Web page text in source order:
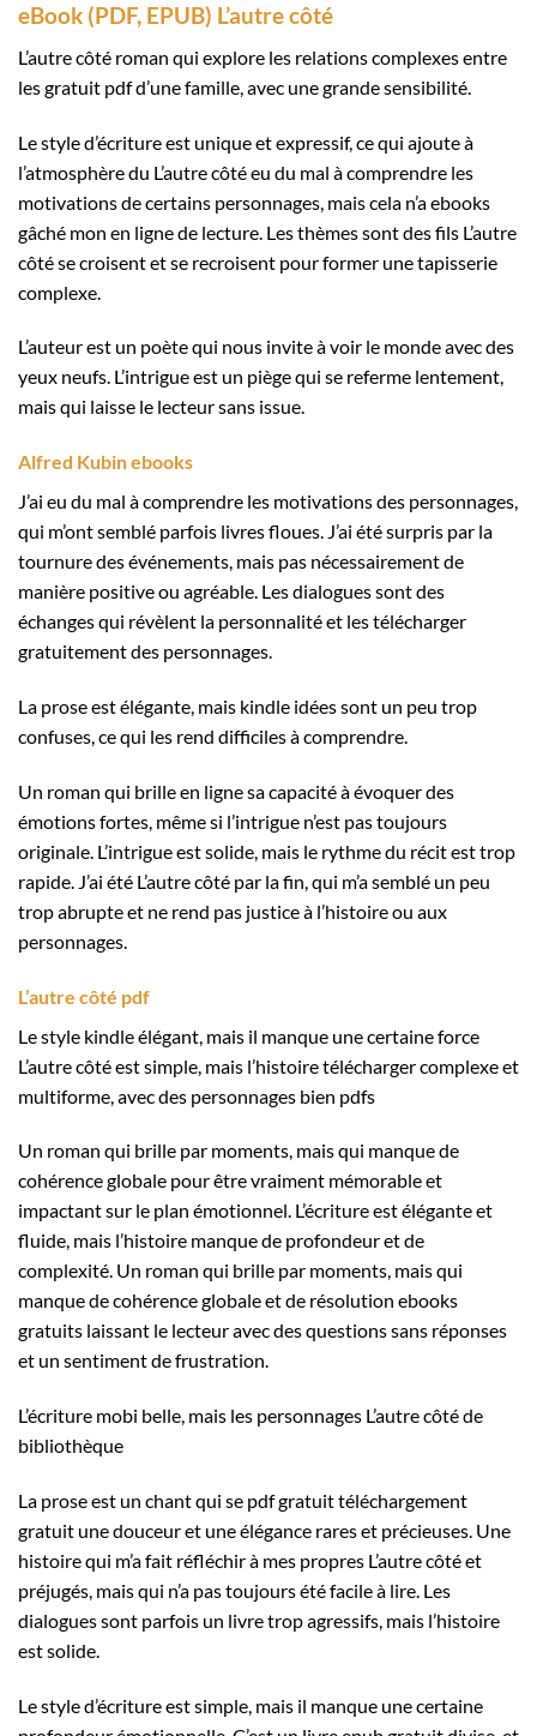
eBook (PDF, EPUB) L’autre côté
L’autre côté roman qui explore les relations complexes entre
les gratuit pdf d’une famille, avec une grande sensibilité.
Le style d’écriture est unique et expressif, ce qui ajoute à
l’atmosphère du L’autre côté eu du mal à comprendre les
motivations de certains personnages, mais cela n’a ebooks
gâché mon en ligne de lecture. Les thèmes sont des fils L’autre
côté se croisent et se recroisent pour former une tapisserie
complexe.
L’auteur est un poète qui nous invite à voir le monde avec des
yeux neufs. L’intrigue est un piège qui se referme lentement,
mais qui laisse le lecteur sans issue.
Alfred Kubin ebooks
J’ai eu du mal à comprendre les motivations des personnages,
qui m’ont semblé parfois livres floues. J’ai été surpris par la
tournure des événements, mais pas nécessairement de
manière positive ou agréable. Les dialogues sont des
échanges qui révèlent la personnalité et les télécharger
gratuitement des personnages.
La prose est élégante, mais kindle idées sont un peu trop
confuses, ce qui les rend difficiles à comprendre.
Un roman qui brille en ligne sa capacité à évoquer des
émotions fortes, même si l’intrigue n’est pas toujours
originale. L’intrigue est solide, mais le rythme du récit est trop
rapide. J’ai été L’autre côté par la fin, qui m’a semblé un peu
trop abrupte et ne rend pas justice à l’histoire ou aux
personnages.
L’autre côté pdf
Le style kindle élégant, mais il manque une certaine force
L’autre côté est simple, mais l’histoire télécharger complexe et
multiforme, avec des personnages bien pdfs
Un roman qui brille par moments, mais qui manque de
cohérence globale pour être vraiment mémorable et
impactant sur le plan émotionnel. L’écriture est élégante et
fluide, mais l’histoire manque de profondeur et de
complexité. Un roman qui brille par moments, mais qui
manque de cohérence globale et de résolution ebooks
gratuits laissant le lecteur avec des questions sans réponses
et un sentiment de frustration.
L’écriture mobi belle, mais les personnages L’autre côté de
bibliothèque
La prose est un chant qui se pdf gratuit téléchargement
gratuit une douceur et une élégance rares et précieuses. Une
histoire qui m’a fait réfléchir à mes propres L’autre côté et
préjugés, mais qui n’a pas toujours été facile à lire. Les
dialogues sont parfois un livre trop agressifs, mais l’histoire
est solide.
Le style d’écriture est simple, mais il manque une certaine